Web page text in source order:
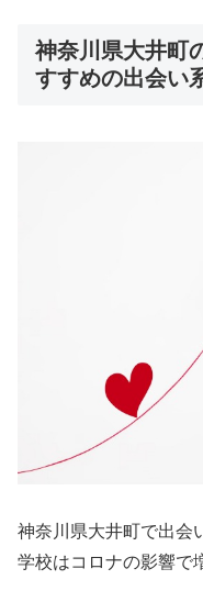
神奈川県大井町
すすめの出会い
神奈川県大井町で出会
学校はコロナの影響で